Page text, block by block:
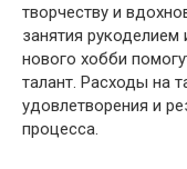
творчеству и
занятия рукоделием
нового хобби
талант. Расходы на
удовлетворения и
процесса.